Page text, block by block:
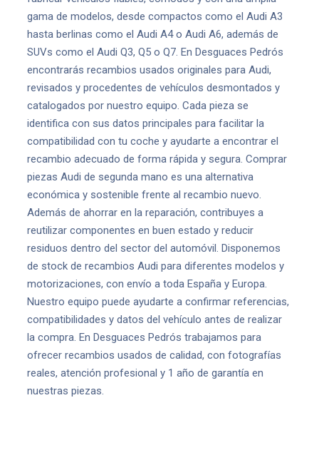
gama de modelos, desde compactos como el Audi A3
hasta berlinas como el Audi A4 o Audi A6, además de
SUVs como el Audi Q3, Q5 o Q7. En Desguaces Pedrós
encontrarás recambios usados originales para Audi,
revisados y procedentes de vehículos desmontados y
catalogados por nuestro equipo. Cada pieza se
identifica con sus datos principales para facilitar la
compatibilidad con tu coche y ayudarte a encontrar el
recambio adecuado de forma rápida y segura. Comprar
piezas Audi de segunda mano es una alternativa
económica y sostenible frente al recambio nuevo.
Además de ahorrar en la reparación, contribuyes a
reutilizar componentes en buen estado y reducir
residuos dentro del sector del automóvil. Disponemos
de stock de recambios Audi para diferentes modelos y
motorizaciones, con envío a toda España y Europa.
Nuestro equipo puede ayudarte a confirmar referencias,
compatibilidades y datos del vehículo antes de realizar
la compra. En Desguaces Pedrós trabajamos para
ofrecer recambios usados de calidad, con fotografías
reales, atención profesional y 1 año de garantía en
nuestras piezas.